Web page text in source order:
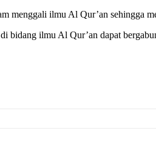
menggali ilmu Al Qur’an sehingga
bidang ilmu Al Qur’an dapat